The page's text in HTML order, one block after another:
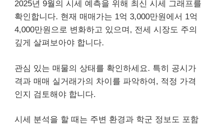
2025년 9월의 시세 예측을 위해 최신 시세 그래프를
확인합니다. 현재 매매가는 1억 3,000만원에서 1억
4,000만원으로 변화하고 있으며, 전세 시장도 주의
깊게 살펴보아야 합니다.
관심 있는 매물의 상태를 확인하세요. 특히 공시가
격과 매매 실거래가의 차이를 파악하여, 적정 가격
인지 검토해야 합니다.
시세 분석을 할 때는 주변 환경과 학군 정보도 포함